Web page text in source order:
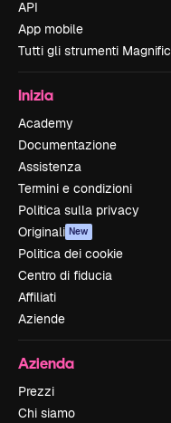
API
App mobile
Tutti gli strumenti Magnific
Inizia
Academy
Documentazione
Assistenza
Termini e condizioni
Politica sulla privacy
Originali New
Politica dei cookie
Centro di fiducia
Affiliati
Aziende
Azienda
Prezzi
Chi siamo